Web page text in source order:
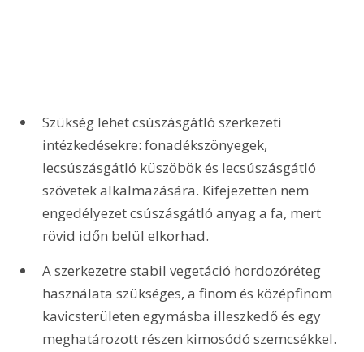
Szükség lehet csúszásgátló szerkezeti
intézkedésekre: fonadékszönyegek,
lecsúszásgátló küszöbök és lecsúszásgátló
szövetek alkalmazására. Kifejezetten nem
engedélyezet csúszásgátló anyag a fa, mert
rövid időn belül elkorhad.
A szerkezetre stabil vegetáció hordozóréteg
használata szükséges, a finom és középfinom
kavicsterületen egymásba illeszkedő és egy
meghatározott részen kimosódó szemcsékkel.